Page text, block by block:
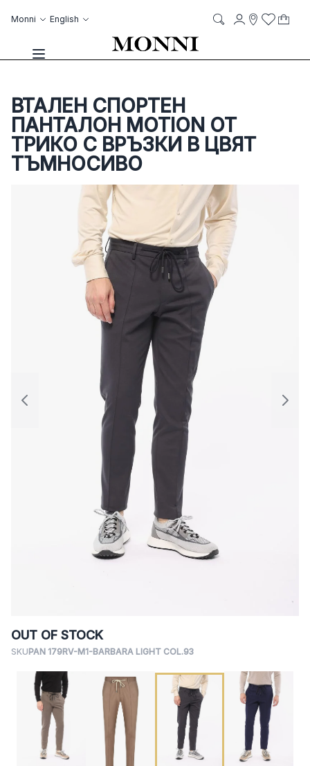
Monni Language
English
Toggle Nav
AccountWish List
My
ВТАЛЕН СПОРТЕН
ПАНТАЛОН MOTION ОТ
ТРИКО С ВРЪЗКИ В ЦВЯТ
ТЪМНОСИВО
OUT OF STOCK
SKUPAN 179RV-M1-BARBARA LIGHT COL.93